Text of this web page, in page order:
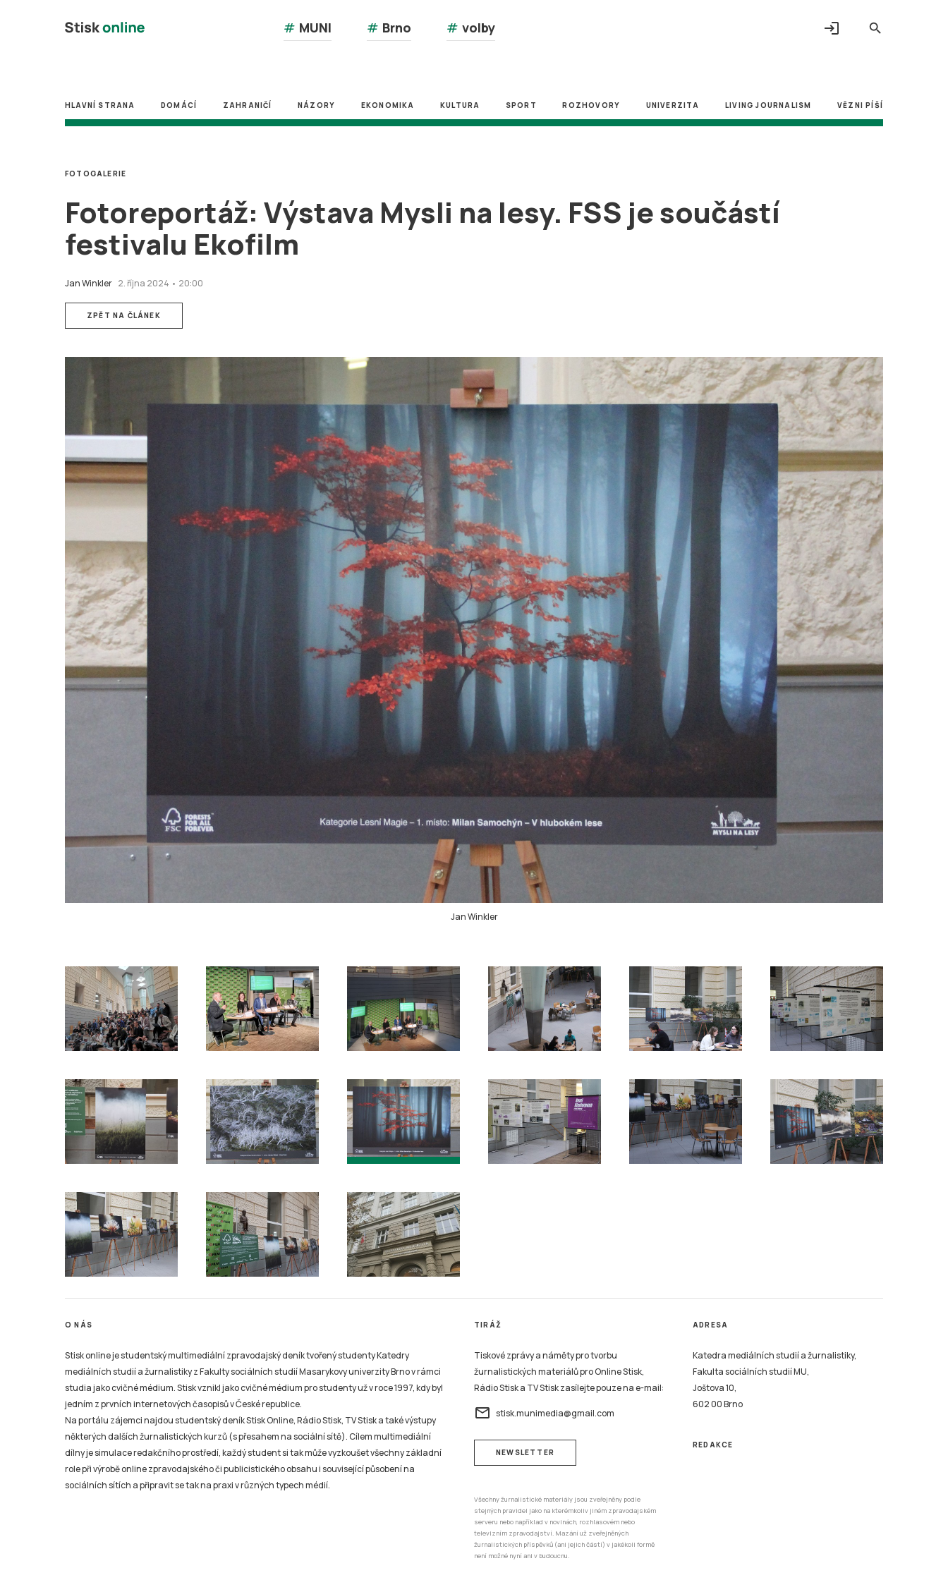
search
# MUNI # Brno # volby login
HLAVNÍ STRANA DOMÁCÍ ZAHRANIČÍ NÁZORY EKONOMIKA KULTURA SPORT ROZHOVORY UNIVERZITA LIVING JOURNALISM VĚZNI PÍŠÍ
Fotoreportáž: Výstava Mysli na lesy. FSS je součástí
festivalu Ekofilm
Jan Winkler 2. října 2024 • 20:00
FOTOGALERIE
ZPĚT NA ČLÁNEK
Jan Winkler
O NÁS
Stisk online je studentský multimediální zpravodajský deník tvořený studenty Katedry
mediálních studií a žurnalistiky z Fakulty sociálních studií Masarykovy univerzity Brno v rámci
studia jako cvičné médium. Stisk vznikl jako cvičné médium pro studenty už v roce 1997, kdy byl
jedním z prvních internetových časopisů v České republice.
Na portálu zájemci najdou studentský deník Stisk Online, Rádio Stisk, TV Stisk a také výstupy
některých dalších žurnalistických kurzů (s přesahem na sociální sítě). Cílem multimediální
dílny je simulace redakčního prostředí, každý student si tak může vyzkoušet všechny základní
role při výrobě online zpravodajského či publicistického obsahu i související působení na
sociálních sítích a připravit se tak na praxi v různých typech médií.
TIRÁŽ
Tiskové zprávy a náměty pro tvorbu
žurnalistických materiálů pro Online Stisk,
Rádio Stisk a TV Stisk zasílejte pouze na e-mail:
email stisk.munimedia@gmail.com
NEWSLETTER
Všechny žurnalistické materiály jsou zveřejněny podle
stejných pravidel jako na kterémkoliv jiném zpravodajském
serveru nebo například v novinách, rozhlasovém nebo
televizním zpravodajství. Mazání už zveřejněných
žurnalistických příspěvků (ani jejich částí) v jakékoli formě
není možné nyní ani v budoucnu.
ADRESA
Katedra mediálních studií a žurnalistiky,
Fakulta sociálních studií MU,
Joštova 10,
602 00 Brno
REDAKCE